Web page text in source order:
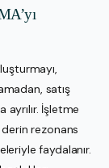
satış
ayrılır. İşletme
rezonans
faydalanır.